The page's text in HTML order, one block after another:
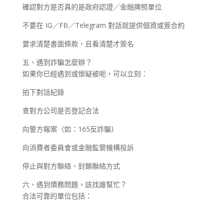
確認對方是否真的是政府認證／金融牌照單位
不要在 IG／FB／Telegram 對話就提供個資或簽合約
要求清楚書面條款，且看清楚才簽名
五、遇到詐騙怎麼辦？
如果你已經遇到或懷疑被呃，可以立刻：
拍下對話紀錄
查對方公司是否登記合法
向警方報案（如：165反詐騙）
向消費者委員會或金融監管機構投訴
停止與對方聯絡、封鎖聯絡方式
六、遇到債務問題，該找誰幫忙？
合法可靠的單位包括：